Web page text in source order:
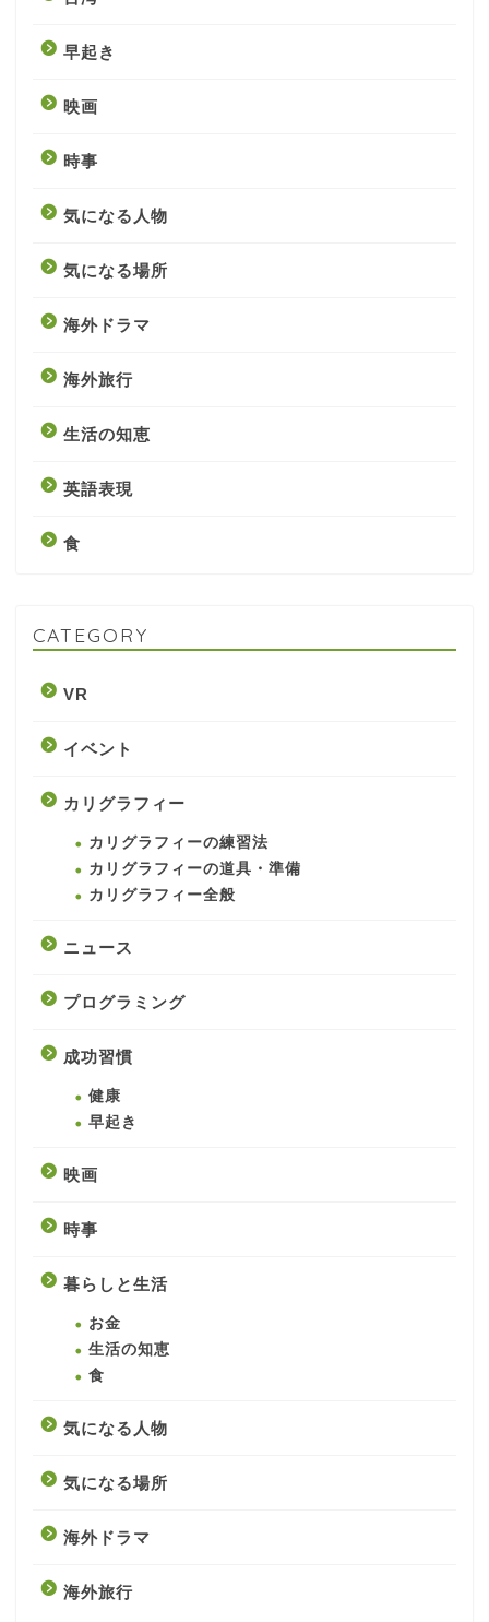
早起き
映画
時事
気になる人物
気になる場所
海外ドラマ
海外旅行
生活の知恵
英語表現
食
CATEGORY
VR
イベント
カリグラフィー
カリグラフィーの練習法
カリグラフィーの道具・準備
カリグラフィー全般
ニュース
プログラミング
成功習慣
健康
早起き
映画
時事
暮らしと生活
お金
生活の知恵
食
気になる人物
気になる場所
海外ドラマ
海外旅行